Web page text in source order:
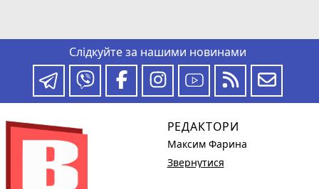
Слідкуйте за нашими новинами
РЕДАКТОРИ
Максим Фарина
Звернутися